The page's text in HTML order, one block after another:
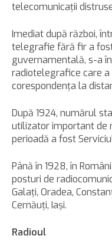
telecomunicaţii
Imediat după război,
telegrafie fără fir a fost
guvernamentală, s-a
radiotelegrafice care
corespondenţa la
După 1924, numărul
utilizator important de
perioadă a fost
Până în 1928, în
posturi de
Galaţi, Oradea,
Cernăuţi, Iaşi.
Radioul